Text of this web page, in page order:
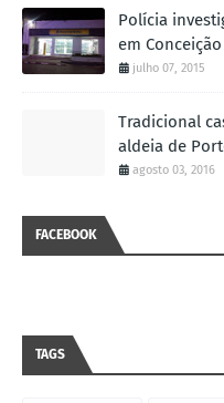
Polícia
em
julho 07, 2015
Tradicional
aldeia de
agosto 03, 2016
FACEBOOK
TAGS